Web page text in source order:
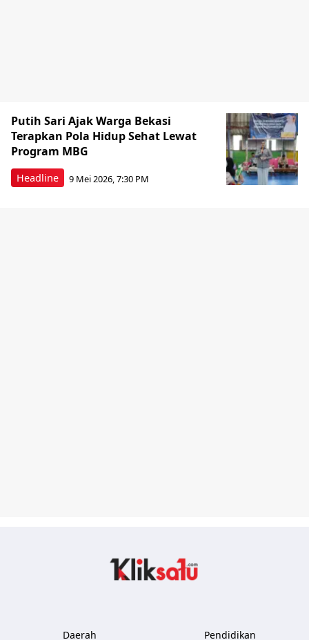
Headline
Putih Sari Ajak Warga Bekasi
Terapkan Pola Hidup Sehat Lewat
Program MBG
9 Mei 2026, 7:30 PM
Daerah Pendidikan